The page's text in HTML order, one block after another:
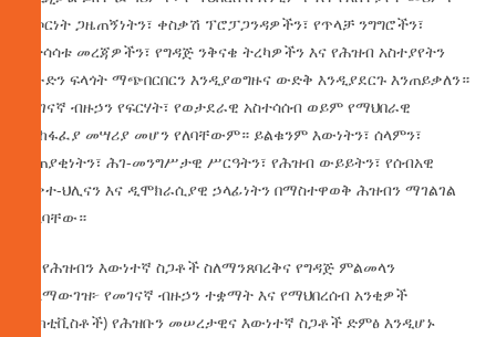
የጦርነት ጋዜጠኝነትን፣ ቀስቃሽ ፕሮፓጋንዳዎችን፣ የጥላቻ ንግግሮችን፣
የተሳሳቱ መረጃዎችን፣ የግዳጅ ንቅናቄ ትረካዎችን እና የሕዝብ አስተያየትን
ለቡድን ፍላጎት ማጭበርበርን እንዲያወግዙና ውድቅ እንዲያደርጉ እንጠይቃለን።
መገናኛ ብዙኃን የፍርሃት፣ የወታደራዊ አስተሳሰብ ወይም የማህበራዊ
መከፋፈያ መሣሪያ መሆን የለባቸውም። ይልቁንም እውነትን፣ ሰላምን፣
ተጠያቂነትን፣ ሕገ-መንግሥታዊ ሥርዓትን፣ የሕዝብ ውይይትን፣ የሰብአዊ
ንቃተ-ህሊናን እና ዲሞክራሲያዊ ኃላፊነትን በማስተዋወቅ ሕዝብን ማገልገል
አለባቸው።
6. የሕዝብን እውነተኛ ስጋቶች ስለማንጸባረቅና የግዳጅ ምልመላን
ስለማውገዝ፦ የመገናኛ ብዙኃን ተቋማት እና የማህበረሰብ አንቂዎች
(አክቲቪስቶች) የሕዝቡን መሠረታዊና እውነተኛ ስጋቶች ድምፅ እንዲሆኑ